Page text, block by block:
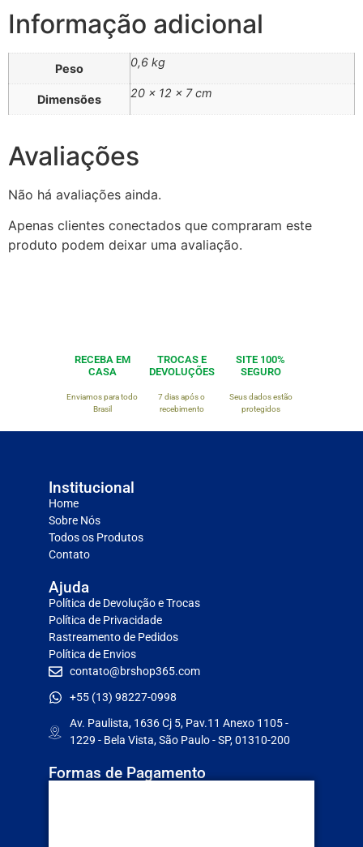
Informação adicional
Peso 0,6 kg
Dimensões 20 × 12 × 7 cm
Avaliações
Não há avaliações ainda.
Apenas clientes conectados que compraram este
produto podem deixar uma avaliação.
RECEBA EM
CASA
Enviamos para todo
Brasil
TROCAS E
DEVOLUÇÕES
7 dias após o
recebimento
SITE 100%
SEGURO
Seus dados estão
protegidos
Institucional
Home
Sobre Nós
Todos os Produtos
Contato
Ajuda
Política de Devolução e Trocas
Política de Privacidade
Rastreamento de Pedidos
Política de Envios
contato@brshop365.com
+55 (13) 98227-0998
Av. Paulista, 1636 Cj 5, Pav.11 Anexo 1105 -
1229 - Bela Vista, São Paulo - SP, 01310-200
Formas de Pagamento